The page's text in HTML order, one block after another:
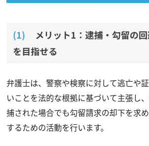
メリット1：逮捕・勾留の
を目指せる
弁護士は、警察や検察に対して逃亡や
いことを法的な根拠に基づいて主張し
捕された場合でも勾留請求の却下を求
するための活動を行います。